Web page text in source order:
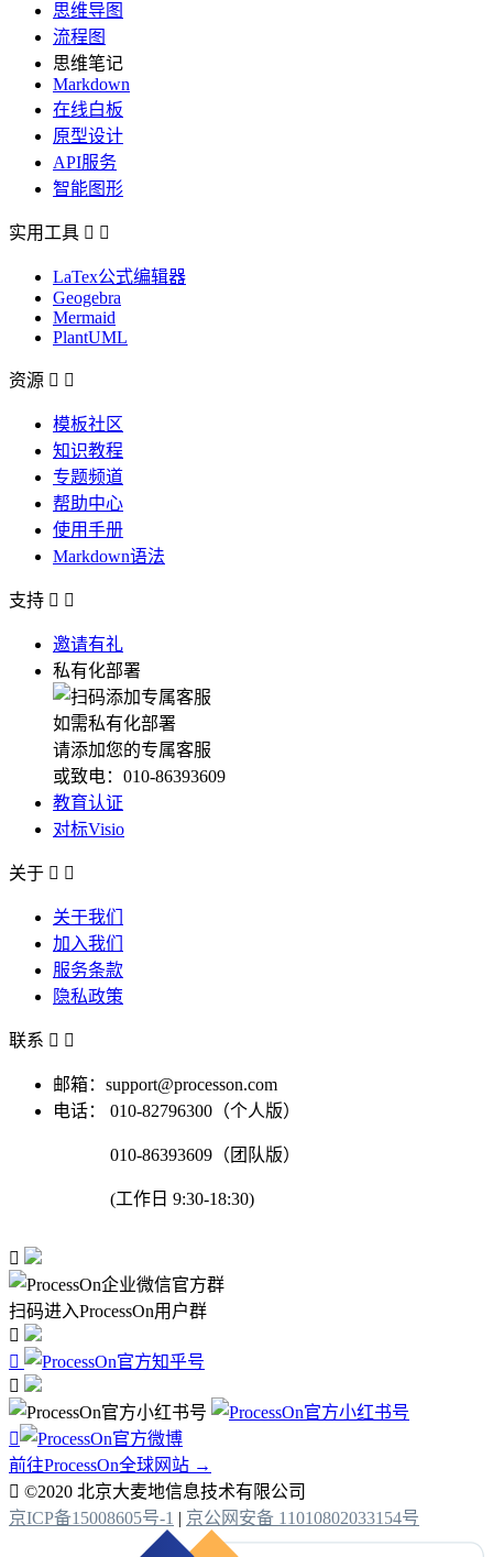
思维导图
流程图
思维笔记
Markdown
在线白板
原型设计
API服务
智能图形
实用工具  
LaTex公式编辑器
Geogebra
Mermaid
PlantUML
资源  
模板社区
知识教程
专题频道
帮助中心
使用手册
Markdown语法
支持  
邀请有礼
私有化部署
如需私有化部署
请添加您的专属客服
或致电：010-86393609
教育认证
对标Visio
关于  
关于我们
加入我们
服务条款
隐私政策
联系  
邮箱：support@processon.com
电话：
010-82796300（个人版）
010-86393609（团队版）
(工作日 9:30-18:30)

扫码进入ProcessOn用户群




前往ProcessOn全球网站 →
 ©2020 北京大麦地信息技术有限公司
京ICP备15008605号-1 | 京公网安备 11010802033154号